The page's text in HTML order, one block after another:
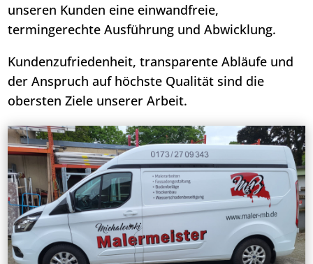
unseren Kunden eine einwandfreie,
termingerechte Ausführung und Abwicklung.
Kundenzufriedenheit, transparente Abläufe und
der Anspruch auf höchste Qualität sind die
obersten Ziele unserer Arbeit.